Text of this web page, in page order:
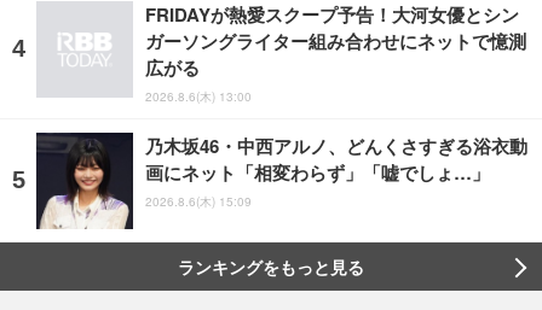
FRIDAYが熱愛スクープ予告！大河女優とシン
ガーソングライター組み合わせにネットで憶測
広がる
2026.8.6(木) 13:00
乃木坂46・中西アルノ、どんくさすぎる浴衣動
画にネット「相変わらず」「嘘でしょ…」
2026.8.6(木) 15:09
ランキングをもっと見る